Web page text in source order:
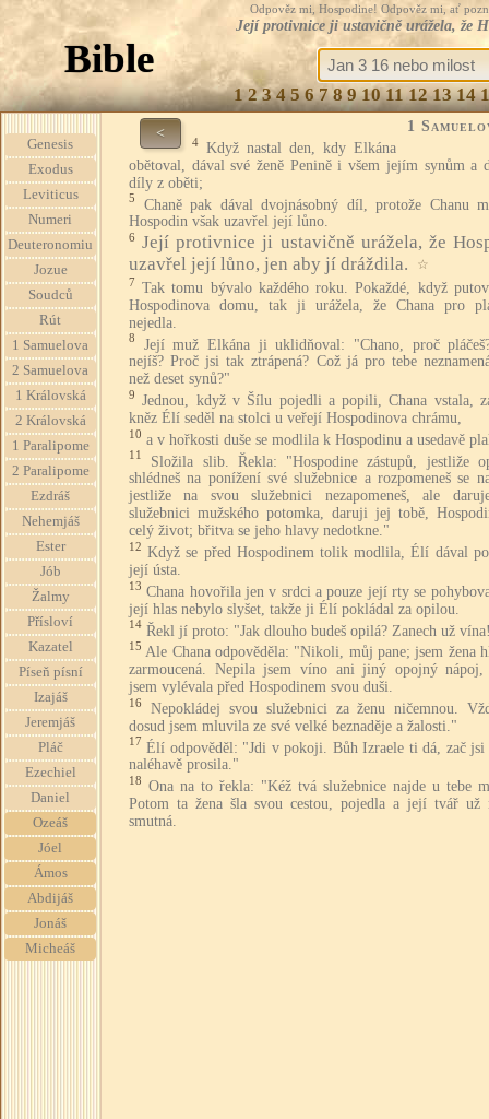
Odpověz mi, Hospodine! Odpověz mi, ať
Její protivnice ji ustavičně urážela, že
Bible
1 2 3 4 5 6 7 8 9 10 11 12 13 14
Genesis
Exodus
Leviticus
Numeri
Deuteronomiu
Jozue
Soudců
Rút
1 Samuelova
2 Samuelova
1 Královská
2 Královská
1 Paralipome
2 Paralipome
Ezdráš
Nehemjáš
Ester
Jób
Žalmy
Přísloví
Kazatel
Píseň písní
Izajáš
Jeremjáš
Pláč
Ezechiel
Daniel
Ozeáš
Jóel
Ámos
Abdijáš
Jonáš
Micheáš
< 1
4 Když nastal den, kdy Elkána
obětoval, dával své ženě Penině i všem jejím synům a
díly z oběti;
5
Chaně pak dával dvojnásobný díl, protože Chanu
Hospodin však uzavřel její lůno.
6 Její protivnice ji ustavičně urážela, že
uzavřel její lůno, jen aby jí dráždila.
☆
7
Tak tomu bývalo každého roku. Pokaždé, když
Hospodinova domu, tak ji urážela, že Chana pro
nejedla.
8
Její muž Elkána ji uklidňoval: "Chano, proč
nejíš? Proč jsi tak ztrápená? Což já pro tebe
než deset synů?"
9
Jednou, když v Šílu pojedli a popili, Chana vstala,
kněz Élí seděl na stolci u veřejí Hospodinova chrámu,
10 a v hořkosti duše se modlila k Hospodinu a usedavě
11
Složila slib. Řekla: "Hospodine zástupů, jestliže
shlédneš na ponížení své služebnice a rozpomeneš se
jestliže na svou služebnici nezapomeneš, ale
služebnici mužského potomka, daruji jej tobě,
celý život; břitva se jeho hlavy nedotkne."
12 Když se před Hospodinem tolik modlila, Élí dával
její ústa.
13 Chana hovořila jen v srdci a pouze její rty se
její hlas nebylo slyšet, takže ji Élí pokládal za opilou.
14 Řekl jí proto: "Jak dlouho budeš opilá? Zanech už
15 Ale Chana odpověděla: "Nikoli, můj pane; jsem žena
zarmoucená. Nepila jsem víno ani jiný opojný nápoj,
jsem vylévala před Hospodinem svou duši.
16
Nepokládej svou služebnici za ženu ničemnou.
dosud jsem mluvila ze své velké beznaděje a žalosti."
17 Élí odpověděl: "Jdi v pokoji. Bůh Izraele ti dá, zač jsi
naléhavě prosila."
18 Ona na to řekla: "Kéž tvá služebnice najde u tebe
Potom ta žena šla svou cestou, pojedla a její tvář už
smutná.